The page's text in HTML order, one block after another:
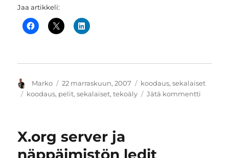
Jaa artikkeli:
Kirjoittaja
Marko Julkaistu
22 marraskuun, 2007 Kategoriat
koodaus,sekalaiset
Avainsanat
koodaus, pelit,sekalaiset,tekoäly Jätä kommentti
X.org server ja